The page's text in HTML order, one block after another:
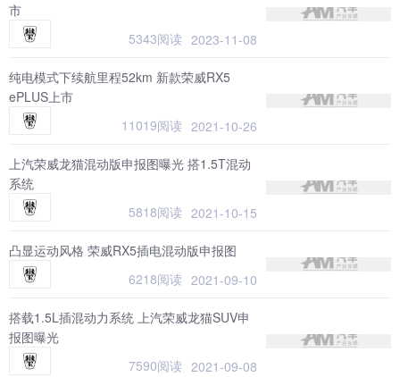
市
5343阅读 2023-11-08
纯电模式下续航里程52km 新款荣威RX5
ePLUS上市
11019阅读 2021-10-26
上汽荣威龙猫混动版申报图曝光 搭1.5T混动
系统
5818阅读 2021-10-15
凸显运动风格 荣威RX5插电混动版申报图
6218阅读 2021-09-10
搭载1.5L插混动力系统 上汽荣威龙猫SUV申
报图曝光
7590阅读 2021-09-08